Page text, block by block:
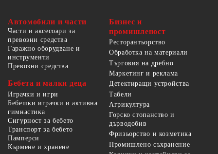
Автомобили и части
Части и аксесоари за
превозни средства
Гаражно оборудване и
инструменти
Превозни средства
Бебета и малки деца
Играчки и игри
Бебешки играчки и активна
гимнастика
Сигурност за бебето
Транспорт за бебето
Памперси
Кърмене и хранене
Бизнес и
промишленост
Ресторантьорство
Обработка на материали
Търговия на дребно
Маркетинг и реклама
Детектиращи устройства
Табели
Агрикултура
Горско стопанство и
дърводобив
Фризьорство и козметика
Промишлено съхранение